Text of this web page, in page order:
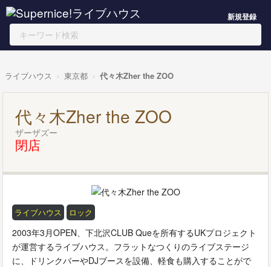
新規登録
ライブハウス 東京都 代々木Zher the ZOO
代々木Zher the ZOO
ザーザズー
閉店
ライブハウス ロック
2003年3月OPEN、下北沢CLUB Queを所有するUKプロジェクト
が運営するライブハウス。フラットなつくりのライブステージ
に、ドリンクバーやDJブースを設備、軽食も購入することがで